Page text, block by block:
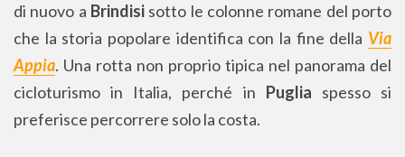
di nuovo a Brindisi sotto le colonne romane del porto
che la storia popolare identifica con la fine della Via
Appia. Una rotta non proprio tipica nel panorama del
cicloturismo in Italia, perché in Puglia spesso si
preferisce percorrere solo la costa.